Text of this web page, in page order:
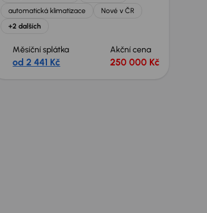
automatická klimatizace
Nové v ČR
+2 dalších
Měsíční splátka
od 2 441 Kč
Akční cena
250 000 Kč